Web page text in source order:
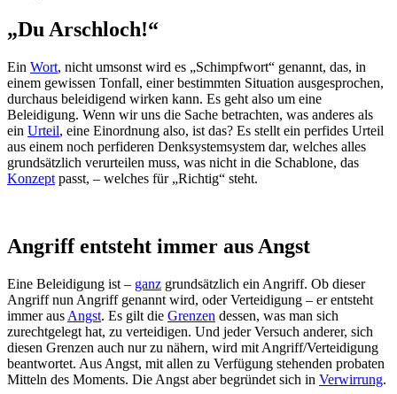
„Du Arschloch!“
Ein Wort, nicht umsonst wird es „Schimpfwort“ genannt, das, in
einem gewissen Tonfall, einer bestimmten Situation ausgesprochen,
durchaus beleidigend wirken kann. Es geht also um eine
Beleidigung. Wenn wir uns die Sache betrachten, was anderes als
ein Urteil, eine Einordnung also, ist das? Es stellt ein perfides Urteil
aus einem noch perfideren Denksystemsystem dar, welches alles
grundsätzlich verurteilen muss, was nicht in die Schablone, das
Konzept passt, – welches für „Richtig“ steht.
Angriff entsteht immer aus Angst
Eine Beleidigung ist – ganz grundsätzlich ein Angriff. Ob dieser
Angriff nun Angriff genannt wird, oder Verteidigung – er entsteht
immer aus Angst. Es gilt die Grenzen dessen, was man sich
zurechtgelegt hat, zu verteidigen. Und jeder Versuch anderer, sich
diesen Grenzen auch nur zu nähern, wird mit Angriff/Verteidigung
beantwortet. Aus Angst, mit allen zu Verfügung stehenden probaten
Mitteln des Moments. Die Angst aber begründet sich in Verwirrung.